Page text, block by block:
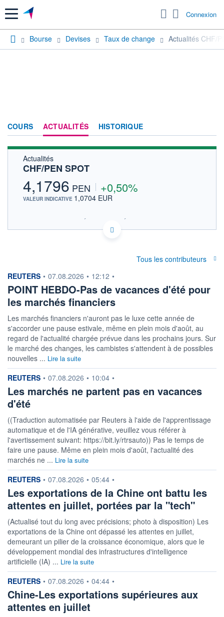
Menu Connexion
Bourse Devises Taux de change Actualités CHF/
COURS ACTUALITÉS HISTORIQUE
Actualités
CHF/PEN SPOT
4,1796 PEN +0,50%
VALEUR INDICATIVE 1,0704 EUR
SIX - FOREX 2 DONNÉES TEMPS RÉEL
Politique d'exécution
4,16
OUVERTURE
4,1598
CLÔTURE VEILLE
4,1588
+ HAUT
4,1811
+ BAS
COTATION SPÉCIFIQUE
0,2393 -0,49%
+ PORTEFEUILLE + LISTE
Tous les contributeurs
information fournie par
REUTERS • 07.08.2026 • 12:12 •
POINT HEBDO-Pas de vacances d'été pour
les marchés financiers
Les marchés financiers n'auront pas le luxe cette année de
s'accorder une pause estivale, même en plein mois d'août, au
regard de l'actualité chargée prévue dans les prochains jours. Sur
le marché des changes, les cambistes s'attendent à de possibles
nouvelles ... Lire la suite
information fournie par
REUTERS • 07.08.2026 • 10:04 •
Les marchés ne partent pas en vacances
d'été
((Traduction automatisée par Reuters à l'aide de l'apprentissage
automatique et de l'IA générative, veuillez vous référer à
l'avertissement suivant: https://bit.ly/rtrsauto)) Pas le temps de
faire une pause. Même en plein mois d'août, l'actualité des
marchés ne ... Lire la suite
information fournie par
REUTERS • 07.08.2026 • 05:44 •
Les exportations de la Chine ont battu les
attentes en juillet, portées par la "tech"
(Actualisé tout du long avec précisions; photo à disposition) Les
exportations de la Chine ont dépassé les attentes en juillet,
demeurant un pilier de la croissance économique, alors que le
développement mondial des infrastructures d'intelligence
artificielle (IA) ... Lire la suite
information fournie par
REUTERS • 07.08.2026 • 04:44 •
Chine-Les exportations supérieures aux
attentes en juillet